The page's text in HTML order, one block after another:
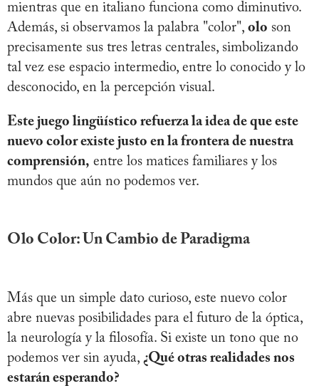
mientras que en italiano funciona como diminutivo.
Además, si observamos la palabra "color", olo son
precisamente sus tres letras centrales, simbolizando
tal vez ese espacio intermedio, entre lo conocido y lo
desconocido, en la percepción visual.
Este juego lingüístico refuerza la idea de que este
nuevo color existe justo en la frontera de nuestra
comprensión, entre los matices familiares y los
mundos que aún no podemos ver.
Olo Color: Un Cambio de Paradigma
Más que un simple dato curioso, este nuevo color
abre nuevas posibilidades para el futuro de la óptica,
la neurología y la filosofía. Si existe un tono que no
podemos ver sin ayuda, ¿Qué otras realidades nos
estarán esperando?